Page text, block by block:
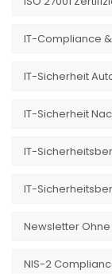
IT-Compliance
IT-Sicherheit
IT-Sicherheit
IT-
IT-
Newsletter
NIS-2